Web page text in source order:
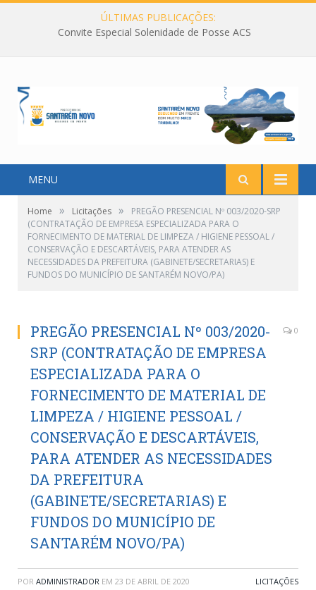
ÚLTIMAS PUBLICAÇÕES:
Convite Especial Solenidade de Posse ACS
MENU
Home » Licitações »
PREGÃO PRESENCIAL Nº 003/2020-SRP
(CONTRATAÇÃO DE EMPRESA ESPECIALIZADA PARA O
FORNECIMENTO DE MATERIAL DE LIMPEZA / HIGIENE PESSOAL /
CONSERVAÇÃO E DESCARTÁVEIS, PARA ATENDER AS
NECESSIDADES DA PREFEITURA (GABINETE/SECRETARIAS) E
FUNDOS DO MUNICÍPIO DE SANTARÉM NOVO/PA)
PREGÃO PRESENCIAL Nº 003/2020-
SRP (CONTRATAÇÃO DE EMPRESA
ESPECIALIZADA PARA O
FORNECIMENTO DE MATERIAL DE
LIMPEZA / HIGIENE PESSOAL /
CONSERVAÇÃO E DESCARTÁVEIS,
PARA ATENDER AS NECESSIDADES
DA PREFEITURA
(GABINETE/SECRETARIAS) E
FUNDOS DO MUNICÍPIO DE
SANTARÉM NOVO/PA)
0
POR ADMINISTRADOR EM 23 DE ABRIL DE 2020 LICITAÇÕES